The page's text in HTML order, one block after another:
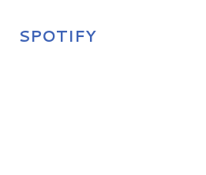
SPOTIFY